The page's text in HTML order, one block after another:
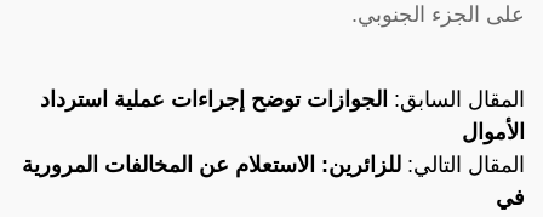
على الجزء الجنوبي.
المقال السابق: الجوازات توضح إجراءات عملية استرداد
الأموال
المقال التالي: للزائرين: الاستعلام عن المخالفات المرورية
في